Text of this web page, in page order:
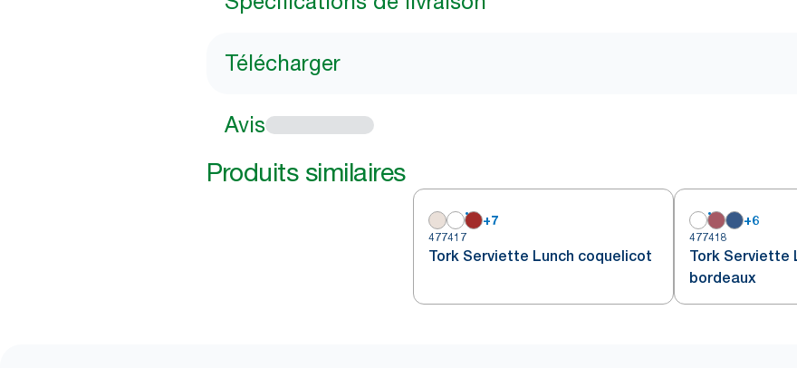
Télécharger
Avis
Produits similaires
+7
477417
Tork Serviette Lunch coquelicot
+6
477418
Tork Serviette
bordeaux